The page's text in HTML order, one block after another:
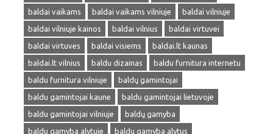
baldai vaikams
baldai vaikams vilniuje
baldai vilniuje
baldai vilniuje kainos
baldai vilnius
baldai virtuvei
baldai virtuves
baldai visiems
baldai.lt kaunas
baldai.lt vilnius
baldu dizainas
baldu furnitura internetu
baldu furnitura vilniuje
baldų gamintojai
baldu gamintojai kaune
baldu gamintojai lietuvoje
baldu gamintojai vilniuje
baldų gamyba
baldu gamyba alytuje
baldu gamyba alytus